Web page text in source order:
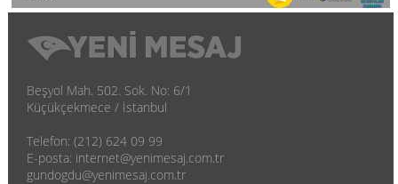
Beşyol Mah. 502. Sok. No: 6/1
Küçükçekmece / İstanbul
Telefon: (212) 624 09 99
E-posta: internet@yenimesaj.com.tr
gundogdu@yenimesaj.com.tr